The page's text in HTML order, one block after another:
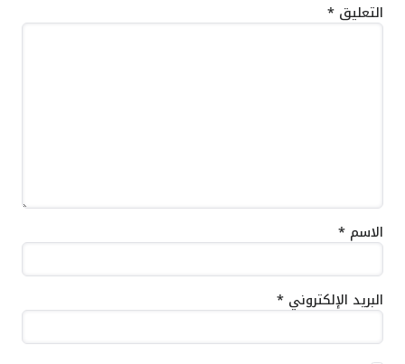
التعليق *
الاسم *
البريد الإلكتروني *